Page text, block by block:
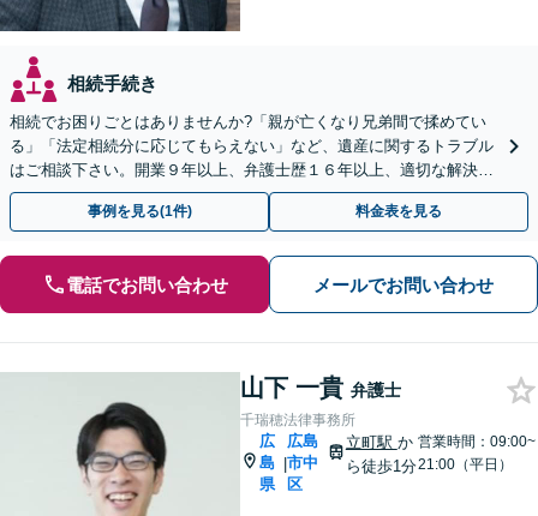
相続手続き
相続でお困りごとはありませんか?「親が亡くなり兄弟間で揉めてい
る」「法定相続分に応じてもらえない」など、遺産に関するトラブル
はご相談下さい。開業９年以上、弁護士歴１６年以上、適切な解決が
モットーです。【休日・夜間対応】【女学院前駅1分】
事例を見る(1件) 料金表を見る
電話でお問い合わせ メールでお問い合わせ
山下 一貴 弁護士
千瑞穂法律事務所
広
島
県
|
広島
市中
区
立町駅 か
ら徒歩1分
営業時間：09:00~
21:00（平日）